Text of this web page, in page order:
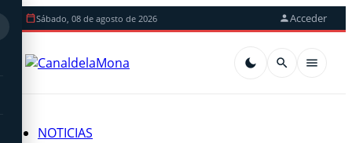
Sábado, 08 de agosto de 2026 Acceder
NOTICIAS